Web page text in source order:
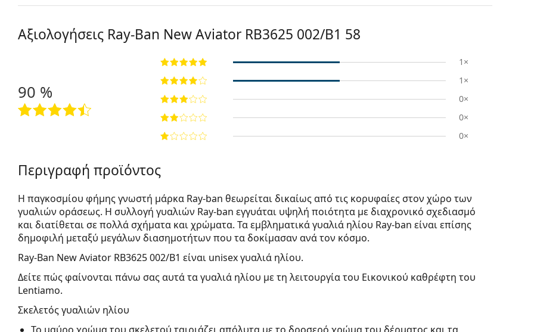
Αξιολογήσεις Ray-Ban New Aviator RB3625 002/B1 58
90 %
1×
1×
0×
0×
0×
Περιγραφή προϊόντος
Η παγκοσμίου φήμης γνωστή μάρκα Ray-ban θεωρείται δικαίως από τις κορυφαίες στον χώρο των
γυαλιών οράσεως. Η συλλογή γυαλιών Ray-ban εγγυάται υψηλή ποιότητα με διαχρονικό σχεδιασμό
και διατίθεται σε πολλά σχήματα και χρώματα. Τα εμβληματικά γυαλιά ηλίου Ray-ban είναι επίσης
δημοφιλή μεταξύ μεγάλων διασημοτήτων που τα δοκίμασαν ανά τον κόσμο.
Ray-Ban New Aviator RB3625 002/B1 είναι unisex γυαλιά ηλίου.
Δείτε πώς φαίνονται πάνω σας αυτά τα γυαλιά ηλίου με τη λειτουργία του Εικονικού καθρέφτη του
Lentiamo.
Σκελετός γυαλιών ηλίου